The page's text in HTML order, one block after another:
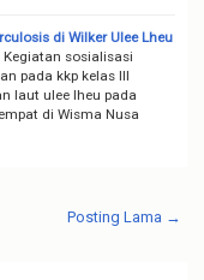
di Wilker Ulee Lheu
sosialisasi
pada kkp kelas III
laut ulee lheu pada
di Wisma Nusa
Posting Lama →